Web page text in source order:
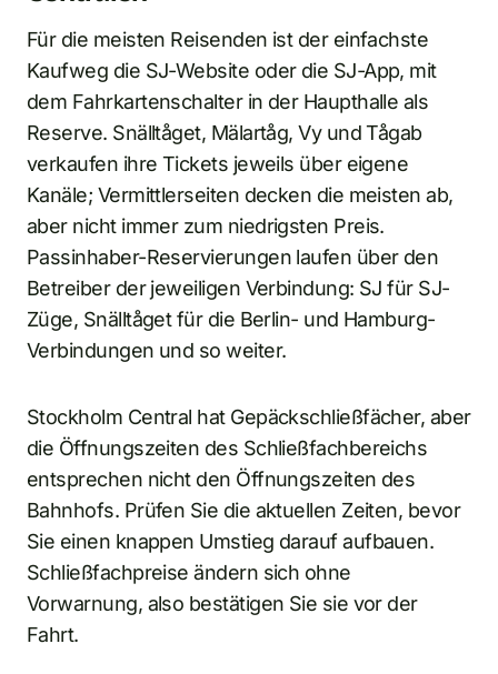
Für die meisten Reisenden ist der einfachste
Kaufweg die SJ-Website oder die SJ-App, mit
dem Fahrkartenschalter in der Haupthalle als
Reserve. Snälltåget, Mälartåg, Vy und Tågab
verkaufen ihre Tickets jeweils über eigene
Kanäle; Vermittlerseiten decken die meisten ab,
aber nicht immer zum niedrigsten Preis.
Passinhaber-Reservierungen laufen über den
Betreiber der jeweiligen Verbindung: SJ für SJ-
Züge, Snälltåget für die Berlin- und Hamburg-
Verbindungen und so weiter.
Stockholm Central hat Gepäckschließfächer, aber
die Öffnungszeiten des Schließfachbereichs
entsprechen nicht den Öffnungszeiten des
Bahnhofs. Prüfen Sie die aktuellen Zeiten, bevor
Sie einen knappen Umstieg darauf aufbauen.
Schließfachpreise ändern sich ohne
Vorwarnung, also bestätigen Sie sie vor der
Fahrt.